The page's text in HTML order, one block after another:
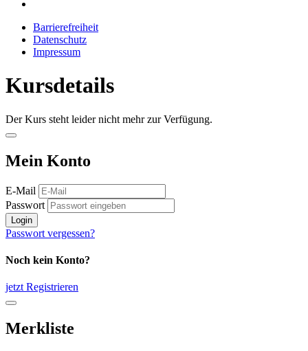
Barrierefreiheit
Datenschutz
Impressum
Kursdetails
Der Kurs steht leider nicht mehr zur Verfügung.
Mein Konto
E-Mail
Passwort
Login
Passwort vergessen?
Noch kein Konto?
jetzt Registrieren
Merkliste